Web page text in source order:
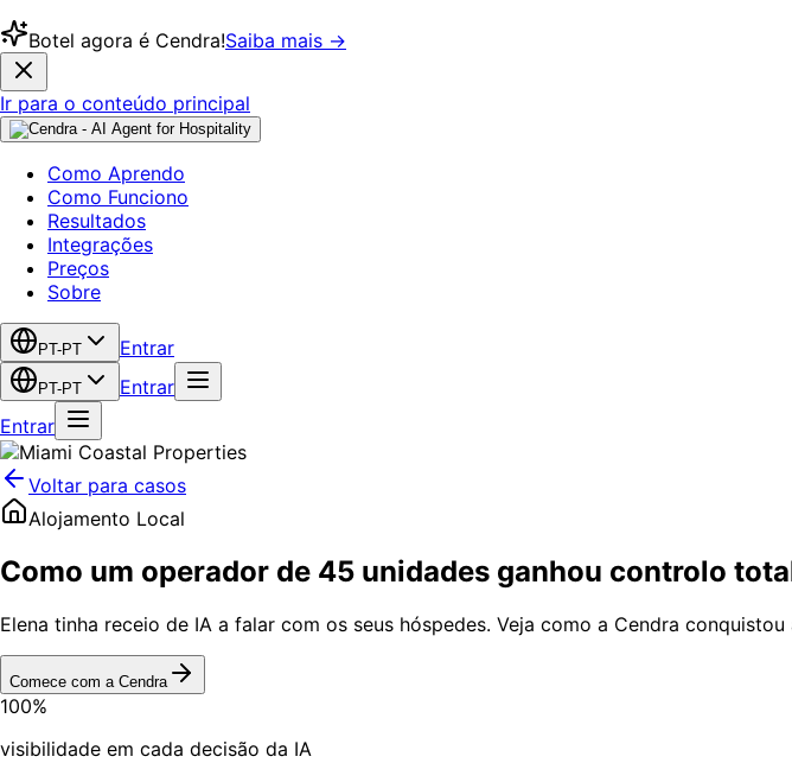
Botel agora é Cendra!Saiba mais →
Ir para o conteúdo principal
Como Aprendo
Como Funciono
Resultados
Integrações
Preços
Sobre
PT-PT Entrar
PT-PT
Entrar
Entrar
Voltar para casos
Alojamento Local
Como um operador de 45 unidades ganhou controlo
Elena tinha receio de IA a falar com os seus hóspedes. Veja como a Cendra conquistou
Comece com a Cendra
100%
visibilidade em cada decisão da IA